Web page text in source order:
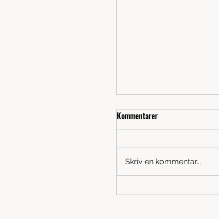
Terminsstart HT26 - Oxie
Då börjar det närma sig
ordinarie terminen i Oxie
Kommentarer
Skriv en kommentar...